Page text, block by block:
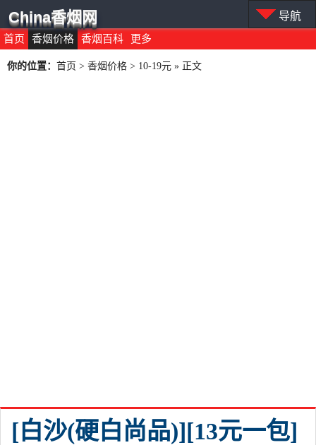
首页 香烟价格 香烟百科 更多
China香烟网 导航
你的位置： 首页 > 香烟价格 > 10-19元 » 正文
[白沙(硬白尚品)][13元一包]